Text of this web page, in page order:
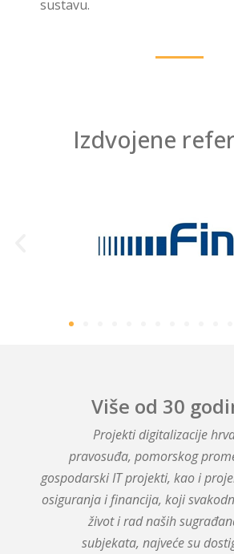
sustavu.
Izdvojene
Više od 30
Projekti digitalizacije
pravosuđa, pomorskog
gospodarski IT projekti, kao i
osiguranja i financija, koji
život i rad naših
subjekata, najveće su